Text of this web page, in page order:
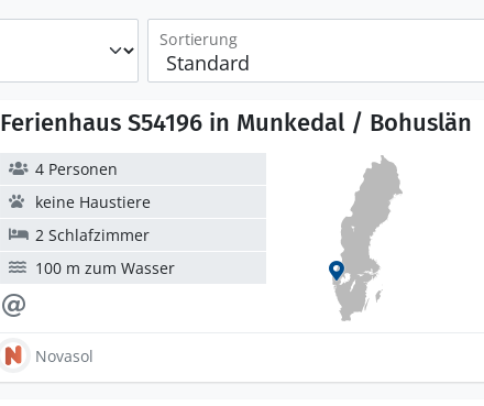
Sortierung
Ferienhaus S54196 in Munkedal / Bohuslän
4 Personen
keine Haustiere
2 Schlafzimmer
100 m zum Wasser
Novasol